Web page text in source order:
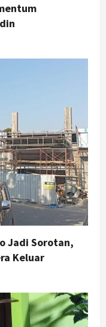
Jadi Sorotan,
Keluar